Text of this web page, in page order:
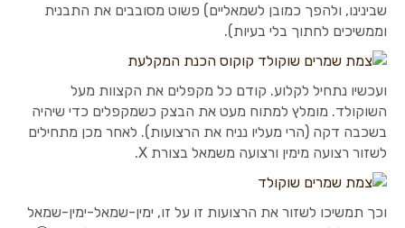
שבינינו, ולהפך כמובן לשמאליים) פשוט מסובבים את התבנית
וממשיכים לחתוך בלי בעיות).
ועכשיו נתחיל לקלוע. קודם כל מקפלים את הקצוות מעל
השוקולד. מומלץ למתוח מעט את הבצק כשמקפלים כדי שיהיה
בשכבה דקה (הרי מעליו נניח את הרצועות). לאחר מכן מתחילים
לשזור רצועה מימין ורצועה משמאל בצורת X.
וכך תמשיכו לשזור את הרצועות זו על זו, ימין-שמאל-ימין-שמאל